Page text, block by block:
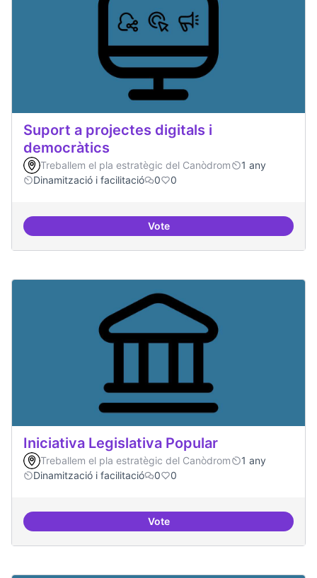
Suport a projectes digitals i
democràtics
Treballem el pla estratègic del Canòdrom
1 any
Dinamització i facilitació
0 0
VoteSuport a projectes digitals i
Iniciativa Legislativa Popular
Treballem el pla estratègic del Canòdrom
1 any
Dinamització i facilitació
0 0
VoteIniciativa Legislativa Popular